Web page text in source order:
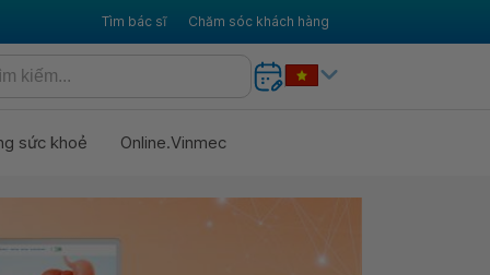
Tìm bác sĩ Chăm sóc khách hàng
sức khoẻ Online.Vinmec